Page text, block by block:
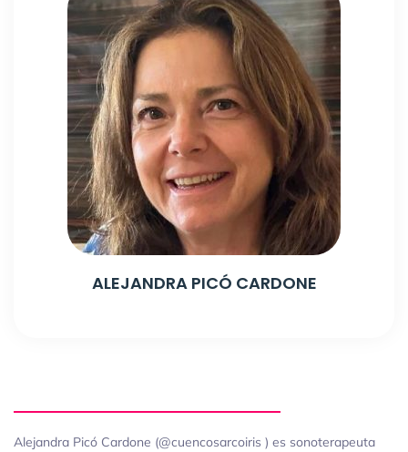
ALEJANDRA PICÓ CARDONE
Alejandra Picó Cardone (@cuencosarcoiris ) es sonoterapeuta